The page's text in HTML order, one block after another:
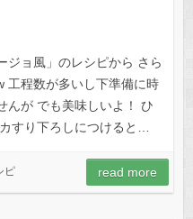
ジョ風」のレシピから さら
工程数が多いし下準備に時
んが でも美味しいよ！ ひ
すり下ろしにつけると…
ピ read more